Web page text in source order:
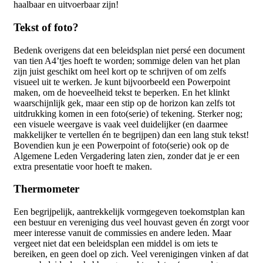
haalbaar en uitvoerbaar zijn!
Tekst of foto?
Bedenk overigens dat een beleidsplan niet persé een document
van tien A4’tjes hoeft te worden; sommige delen van het plan
zijn juist geschikt om heel kort op te schrijven of om zelfs
visueel uit te werken. Je kunt bijvoorbeeld een Powerpoint
maken, om de hoeveelheid tekst te beperken. En het klinkt
waarschijnlijk gek, maar een stip op de horizon kan zelfs tot
uitdrukking komen in een foto(serie) of tekening. Sterker nog;
een visuele weergave is vaak veel duidelijker (en daarmee
makkelijker te vertellen én te begrijpen) dan een lang stuk tekst!
Bovendien kun je een Powerpoint of foto(serie) ook op de
Algemene Leden Vergadering laten zien, zonder dat je er een
extra presentatie voor hoeft te maken.
Thermometer
Een begrijpelijk, aantrekkelijk vormgegeven toekomstplan kan
een bestuur en vereniging dus veel houvast geven én zorgt voor
meer interesse vanuit de commissies en andere leden. Maar
vergeet niet dat een beleidsplan een middel is om iets te
bereiken, en geen doel op zich. Veel verenigingen vinken af dat